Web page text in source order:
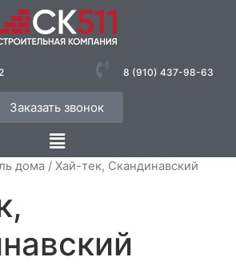
8 (910) 437-98-63
Заказать звонок
дома / Хай-тек, Скандинавский